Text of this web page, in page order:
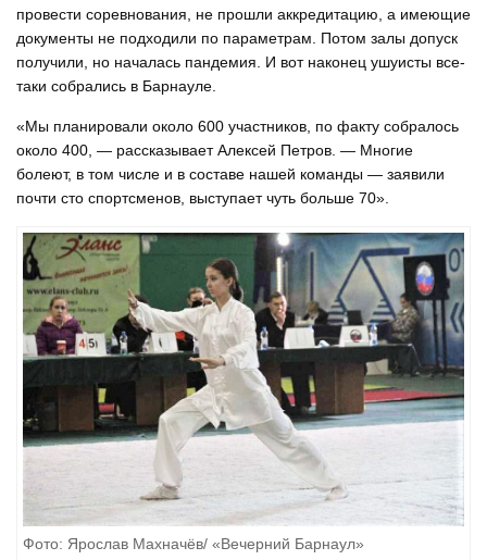
провести соревнования, не прошли аккредитацию, а имеющие
документы не подходили по параметрам. Потом залы допуск
получили, но началась пандемия. И вот наконец ушуисты все-
таки собрались в Барнауле.
«Мы планировали около 600 участников, по факту собралось
около 400, — рассказывает Алексей Петров. — Многие
болеют, в том числе и в составе нашей команды — заявили
почти сто спортсменов, выступает чуть больше 70».
Фото: Ярослав Махначёв/ «Вечерний Барнаул»